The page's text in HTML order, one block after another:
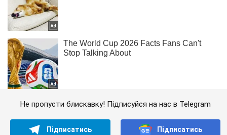
Не пропусти блискавку! Підписуйся на нас в Telegram
Підписатись Підписатись